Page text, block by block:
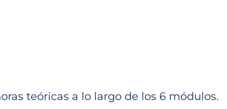
teóricas a lo largo de los 6 módulos.